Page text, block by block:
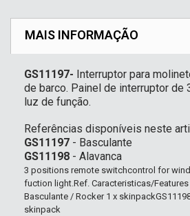
MAIS INFORMAÇÃO
GS11197- Interruptor para
de barco. Painel de interruptor de
luz de função.
Referências disponíveis neste
GS11197 - Basculante
GS11198 - Alavanca
3 positions remote switchcontrol for
fuction light.Ref. Caracteristicas/Features
Basculante / Rocker 1 x
skinpack